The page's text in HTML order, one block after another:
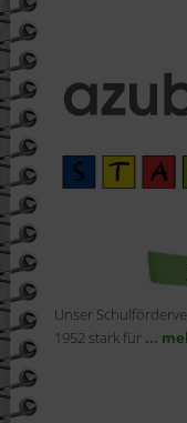
Unser
1952 stark für ...